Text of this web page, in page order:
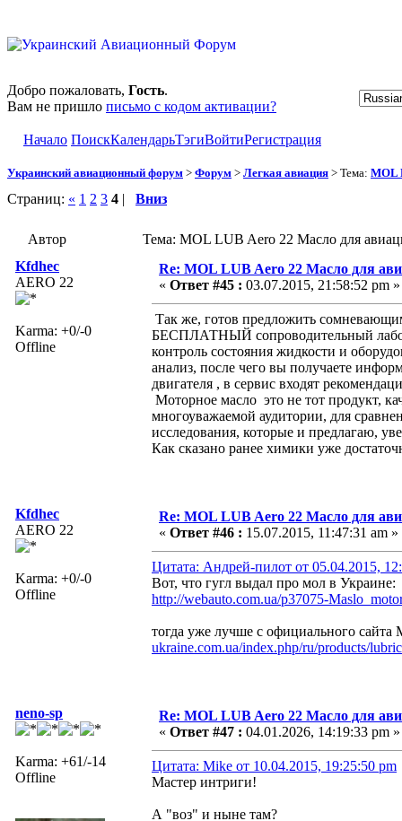
Добро пожаловать, Гость.
Вам не пришло письмо с кодом активации?
Начало ПоискКалендарьТэгиВойтиРегистрация
Украинский авиационный форум > Форум > Легкая авиация > Тема: MOL
Страниц: « 1 2 3 4 | Вниз
Автор
Тема: MOL LUB Aero 22 Масло для
Kfdhec
AERO 22
Karma: +0/-0
Offline
Re: MOL LUB Aero 22 Масло для
« Ответ #45 : 03.07.2015, 21:58:52 pm »
Так же, готов предложить
БЕСПЛАТНЫЙ сопроводительный
контроль состояния жидкости и
анализ, после чего вы получаете
двигателя , в сервис входят
Моторное масло это не тот продукт,
многоуважаемой аудитории, для
исследования, которые и предлагаю,
Как сказано ранее химики уже
Kfdhec
AERO 22
Karma: +0/-0
Offline
Re: MOL LUB Aero 22 Масло для
« Ответ #46 : 15.07.2015, 11:47:31 am »
Цитата: Андрей-пилот от 05.04.2015,
Вот, что гугл выдал про мол в Украине:
http://webauto.com.ua/p37075-
тогда уже лучше с официального
ukraine.com.ua/index.php/ru/products/
neno-sp
Karma: +61/-14
Offline
Re: MOL LUB Aero 22 Масло для
« Ответ #47 : 04.01.2026, 14:19:33 pm »
Цитата: Mike от 10.04.2015, 19:25:50 pm
Мастер интриги!
А "воз" и ныне там?